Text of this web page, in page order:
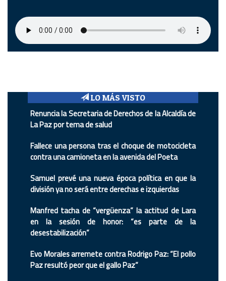
LO MÁS VISTO
Renuncia la Secretaria de Derechos de la Alcaldía de
La Paz por tema de salud
Fallece una persona tras el choque de motocicleta
contra una camioneta en la avenida del Poeta
Samuel prevé una nueva época política en que la
división ya no será entre derechas e izquierdas
Manfred tacha de “vergüenza” la actitud de Lara
en la sesión de honor: “es parte de la
desestabilización”
Evo Morales arremete contra Rodrigo Paz: “El pollo
Paz resultó peor que el gallo Paz”